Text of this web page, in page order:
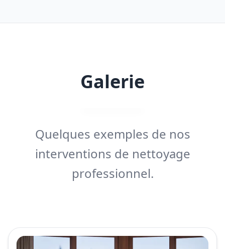
Galerie
Quelques exemples de nos
interventions de nettoyage
professionnel.